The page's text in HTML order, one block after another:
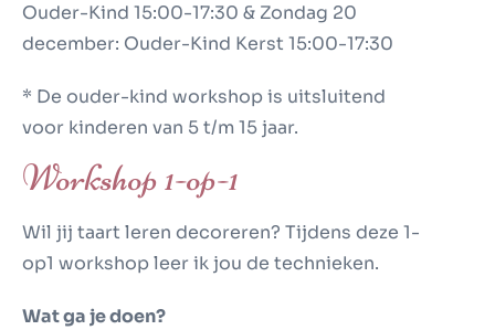
Ouder-Kind 15:00-17:30 & Zondag 20
december: Ouder-Kind Kerst 15:00-17:30
* De ouder-kind workshop is uitsluitend
voor kinderen van 5 t/m 15 jaar.
Workshop 1-op-1
Wil jij taart leren decoreren? Tijdens deze 1-
op1 workshop leer ik jou de technieken.
Wat ga je doen?